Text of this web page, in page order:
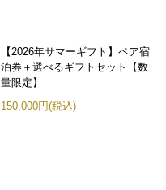
【2026年サマーギフト】ペア宿
泊券＋選べるギフトセット【数
量限定】
150,000円(税込)